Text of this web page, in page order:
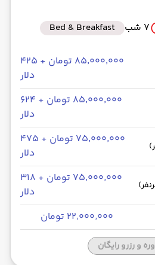
7 شب Bed & Breakfast
۸۵٬۰۰۰٬۰۰۰ تومان + ۴۲۵
دلار
۸۵٬۰۰۰٬۰۰۰ تومان + ۶۲۴
دلار
۷۵٬۰۰۰٬۰۰۰ تومان + ۴۷۵
دلار
۷۵٬۰۰۰٬۰۰۰ تومان + ۳۱۸
دلار
۲۲٬۰۰۰٬۰۰۰ تومان
و رزرو رایگان